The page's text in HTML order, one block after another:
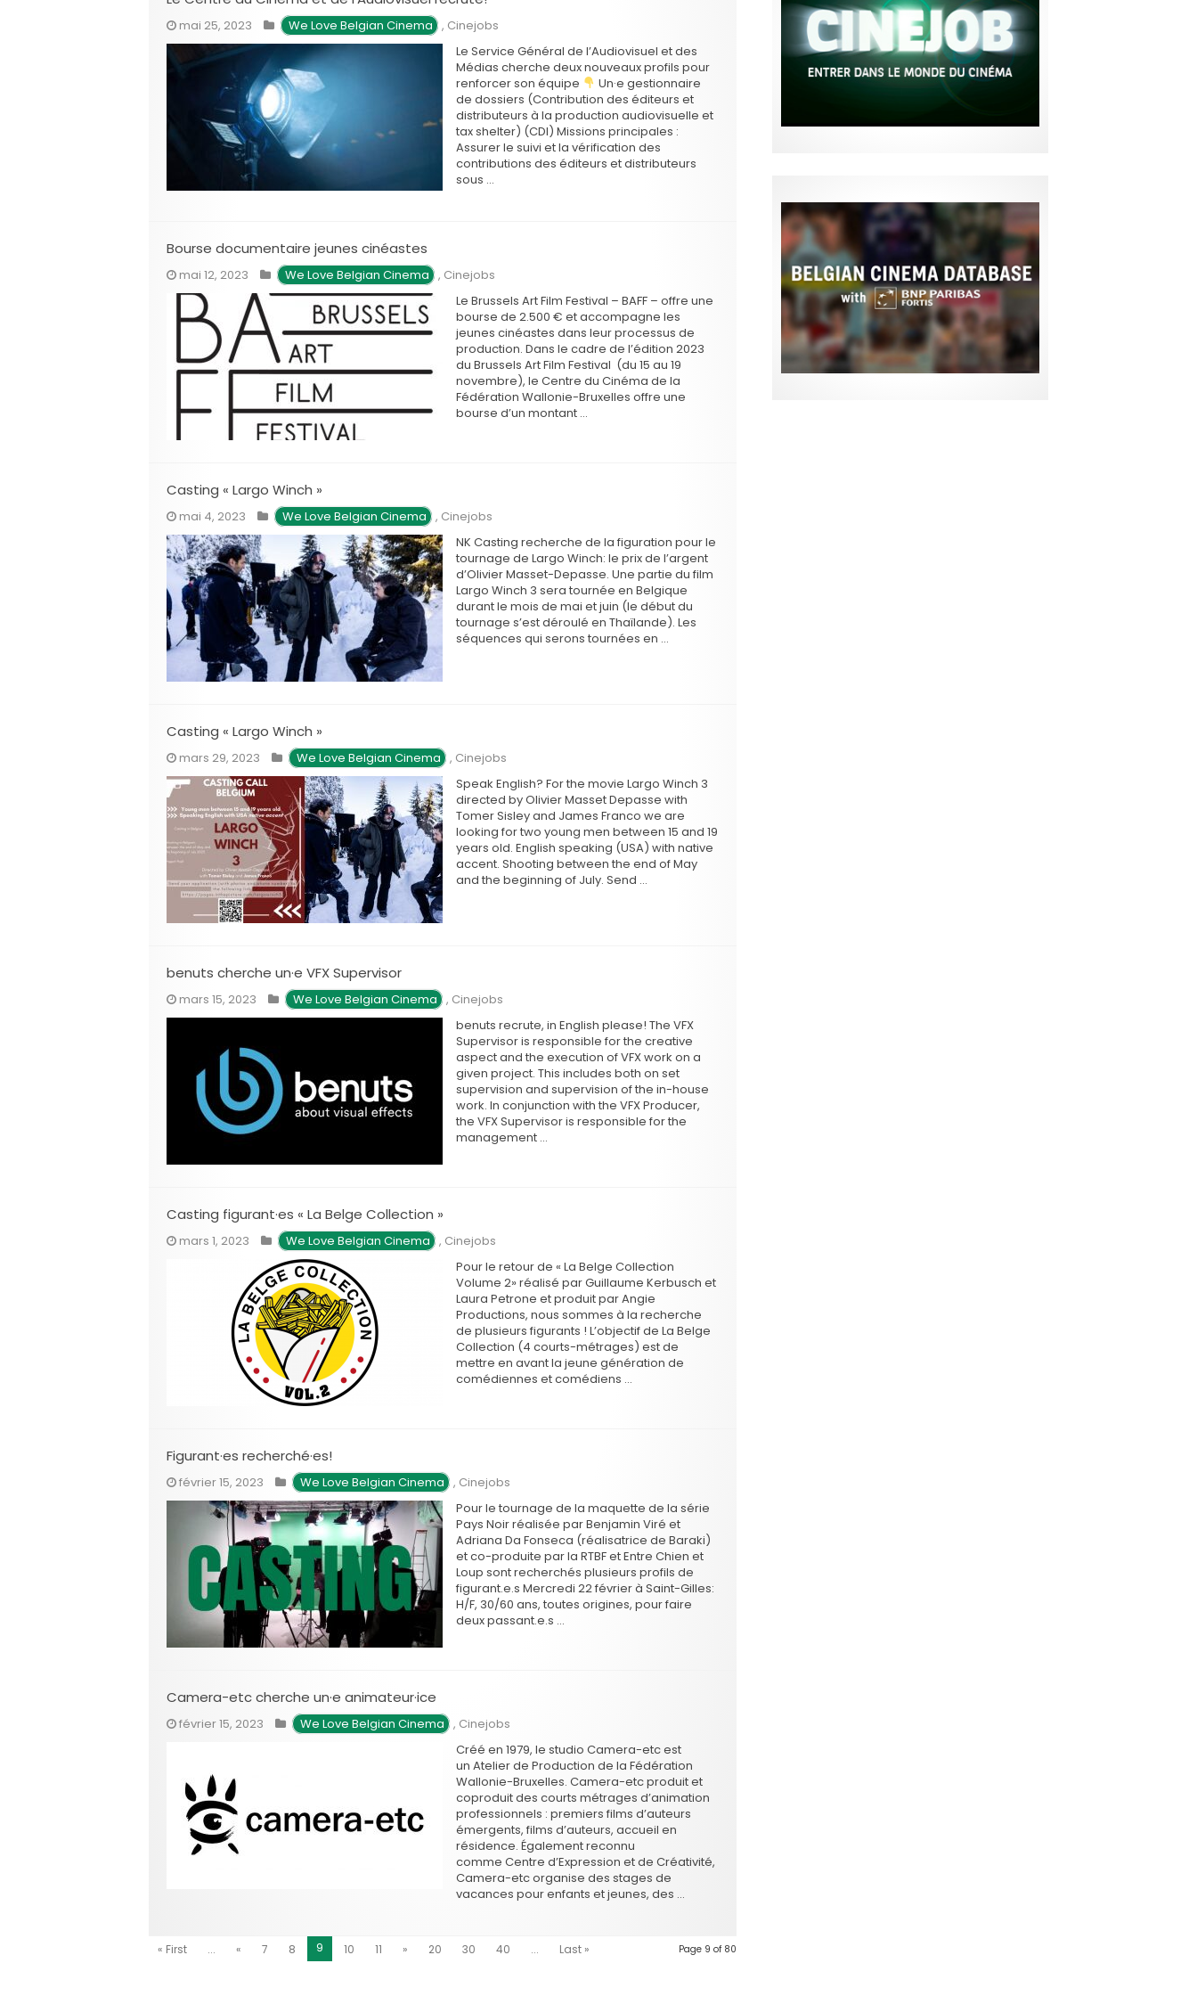
mai 25, 2023 We Love Belgian Cinema , Cinejobs
Le Service Général de l’Audiovisuel et des
Médias cherche deux nouveaux profils pour
renforcer son équipe
Un·e gestionnaire
de dossiers (Contribution des éditeurs et
distributeurs à la production audiovisuelle et
tax shelter) (CDI) Missions principales :
Assurer le suivi et la vérification des
contributions des éditeurs et distributeurs
sous …
Bourse documentaire jeunes cinéastes
mai 12, 2023 We Love Belgian Cinema , Cinejobs
Le Brussels Art Film Festival – BAFF – offre une
bourse de 2.500 € et accompagne les
jeunes cinéastes dans leur processus de
production. Dans le cadre de l’édition 2023
du Brussels Art Film Festival (du 15 au 19
novembre), le Centre du Cinéma de la
Fédération Wallonie-Bruxelles offre une
bourse d’un montant …
Casting « Largo Winch »
mai 4, 2023 We Love Belgian Cinema , Cinejobs
NK Casting recherche de la figuration pour le
tournage de Largo Winch: le prix de l’argent
d’Olivier Masset-Depasse. Une partie du film
Largo Winch 3 sera tournée en Belgique
durant le mois de mai et juin (le début du
tournage s’est déroulé en Thaïlande). Les
séquences qui serons tournées en …
Casting « Largo Winch »
mars 29, 2023 We Love Belgian Cinema , Cinejobs
Speak English? For the movie Largo Winch 3
directed by Olivier Masset Depasse with
Tomer Sisley and James Franco we are
looking for two young men between 15 and 19
years old. English speaking (USA) with native
accent. Shooting between the end of May
and the beginning of July. Send …
benuts cherche un·e VFX Supervisor
mars 15, 2023 We Love Belgian Cinema , Cinejobs
benuts recrute, in English please! The VFX
Supervisor is responsible for the creative
aspect and the execution of VFX work on a
given project. This includes both on set
supervision and supervision of the in-house
work. In conjunction with the VFX Producer,
the VFX Supervisor is responsible for the
management …
Casting figurant·es « La Belge Collection »
mars 1, 2023 We Love Belgian Cinema , Cinejobs
Pour le retour de « La Belge Collection
Volume 2» réalisé par Guillaume Kerbusch et
Laura Petrone et produit par Angie
Productions, nous sommes à la recherche
de plusieurs figurants ! L’objectif de La Belge
Collection (4 courts-métrages) est de
mettre en avant la jeune génération de
comédiennes et comédiens …
Figurant·es recherché·es!
février 15, 2023 We Love Belgian Cinema , Cinejobs
Pour le tournage de la maquette de la série
Pays Noir réalisée par Benjamin Viré et
Adriana Da Fonseca (réalisatrice de Baraki)
et co-produite par la RTBF et Entre Chien et
Loup sont recherchés plusieurs profils de
figurant.e.s Mercredi 22 février à Saint-Gilles:
H/F, 30/60 ans, toutes origines, pour faire
deux passant.e.s …
Camera-etc cherche un·e animateur·ice
février 15, 2023 We Love Belgian Cinema , Cinejobs
Créé en 1979, le studio Camera-etc est
un Atelier de Production de la Fédération
Wallonie-Bruxelles. Camera-etc produit et
coproduit des courts métrages d’animation
professionnels : premiers films d’auteurs
émergents, films d’auteurs, accueil en
résidence. Également reconnu
comme Centre d’Expression et de Créativité,
Camera-etc organise des stages de
vacances pour enfants et jeunes, des …
Page 9 of 80
« First ... « 7 8 9 10 11 » 20 30 40 ... Last »